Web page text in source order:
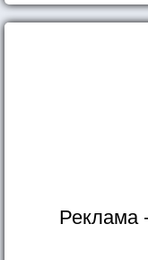
Реклама